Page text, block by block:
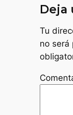
Deja
Tu
no será